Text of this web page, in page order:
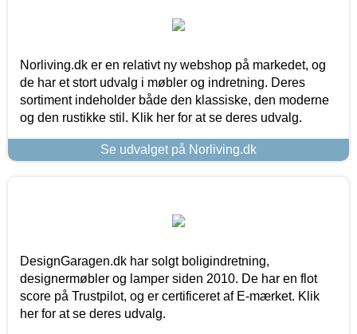
Norliving.dk er en relativt ny webshop på markedet, og
de har et stort udvalg i møbler og indretning. Deres
sortiment indeholder både den klassiske, den moderne
og den rustikke stil. Klik her for at se deres udvalg.
Se udvalget på Norliving.dk
DesignGaragen.dk har solgt boligindretning,
designermøbler og lamper siden 2010. De har en flot
score på Trustpilot, og er certificeret af E-mærket. Klik
her for at se deres udvalg.